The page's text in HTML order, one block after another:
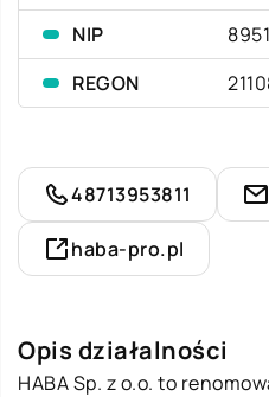
NIP
REGON
48713953811
haba-pro.pl
Opis działalności
HABA Sp. z o.o. to